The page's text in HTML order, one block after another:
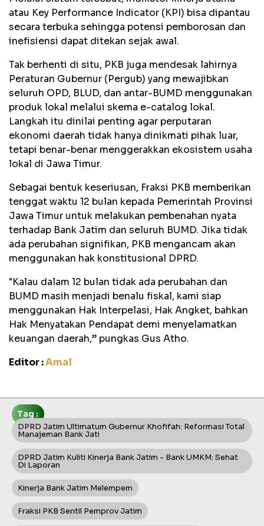
atau Key Performance Indicator (KPI) bisa dipantau
secara terbuka sehingga potensi pemborosan dan
inefisiensi dapat ditekan sejak awal.
Tak berhenti di situ, PKB juga mendesak lahirnya
Peraturan Gubernur (Pergub) yang mewajibkan
seluruh OPD, BLUD, dan antar-BUMD menggunakan
produk lokal melalui skema e-catalog lokal.
Langkah itu dinilai penting agar perputaran
ekonomi daerah tidak hanya dinikmati pihak luar,
tetapi benar-benar menggerakkan ekosistem usaha
lokal di Jawa Timur.
Sebagai bentuk keseriusan, Fraksi PKB memberikan
tenggat waktu 12 bulan kepada Pemerintah Provinsi
Jawa Timur untuk melakukan pembenahan nyata
terhadap Bank Jatim dan seluruh BUMD. Jika tidak
ada perubahan signifikan, PKB mengancam akan
menggunakan hak konstitusional DPRD.
"Kalau dalam 12 bulan tidak ada perubahan dan
BUMD masih menjadi benalu fiskal, kami siap
menggunakan Hak Interpelasi, Hak Angket, bahkan
Hak Menyatakan Pendapat demi menyelamatkan
keuangan daerah,” pungkas Gus Atho.
Editor :Amal
Tag :
DPRD Jatim Ultimatum Gubernur Khofifah: Reformasi Total
Manajeman Bank Jati
DPRD Jatim Kuliti Kinerja Bank Jatim - Bank UMKM: Sehat
Di Laporan
Kinerja Bank Jatim Melempem
Fraksi PKB Sentil Pemprov Jatim